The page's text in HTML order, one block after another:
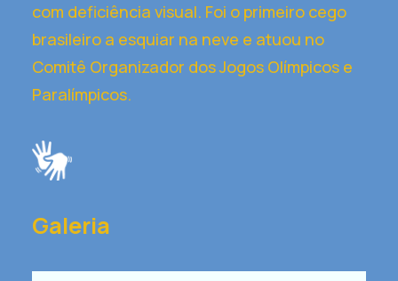
com deficiência visual. Foi o primeiro cego
brasileiro a esquiar na neve e atuou no
Comitê Organizador dos Jogos Olímpicos e
Paralímpicos.
Galeria